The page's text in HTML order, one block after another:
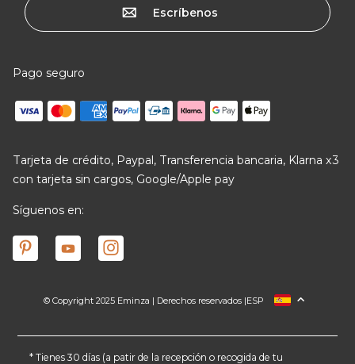
Escríbenos
Pago seguro
Tarjeta de crédito, Paypal, Transferencia bancaria, Klarna x3
con tarjeta sin cargos, Google/Apple pay
Síguenos en:
© Copyright 2025 Eminza | Derechos reservados |
FRANCIA
ALEMANIA
ESP
* Tienes 30 días (a patir de la recepción o recogida de tu